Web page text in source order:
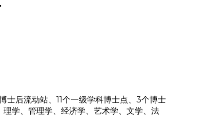
士后流动站、11个一级学科博士点、3个博士
学、管理学、经济学、艺术学、文学、法